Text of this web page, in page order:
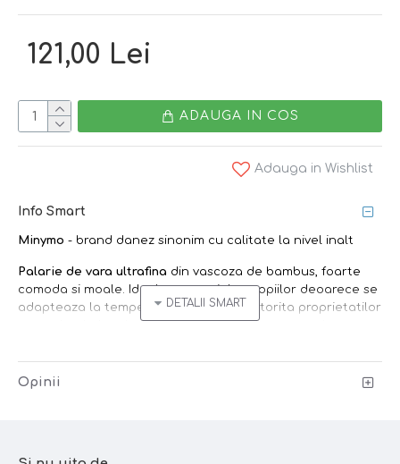
121,00 Lei
ADAUGA IN COS
Adauga in Wishlist
Info Smart
Minymo - brand danez sinonim cu calitate la nivel inalt
Palarie de vara ultrafina din vascoza de bambus, foarte
comoda si moale. Ideal pentru pielea copiilor deoarece se
adapteaza la temperatura corpului, datorita proprietatilor
ce ofera protectie sporita fesei, spatelui si umerilor
Bambusul
Opinii